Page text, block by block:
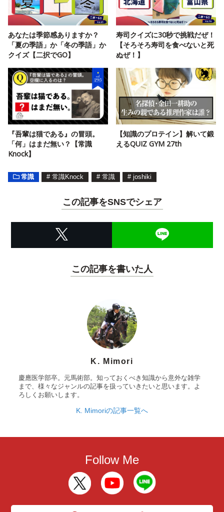
あなたは季節感ありますか？
「夏の季語」か「冬の季語」か
クイズ【二択でGO】
寿司クイズに30秒で挑戦だぜ！
【そろそろ寿司を食べないと死
ぬぜ！】
『吾輩は猫である』の冒頭。
「何」はまだ無い？【常識
Knock】
【知識のプロテイン】解いて鍛
えるQUIZ GYM 27th
常識 # 常識Knock # 常識 # joshiki
この記事をSNSでシェア
この記事を書いた人
K. Mimori
慶應医学部卒。元馬術部。知っておくべき知識から意外な雑学
まで、様々なジャンルの記事を扱っていきたいと思います。よ
ろしくお願いします。
K. Mimoriの記事一覧へ
Follow Me